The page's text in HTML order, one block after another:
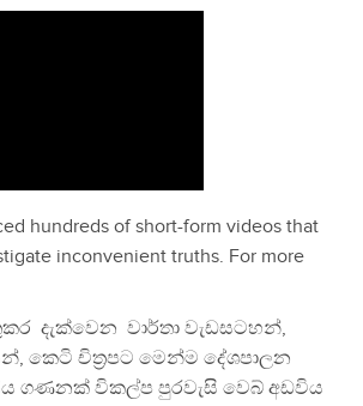
hundreds of short-form videos that
inconvenient truths. For more
දැක්වෙන වාර්තා වැඩසටහන්,
කෙටි චිත්‍රපට මෙන්ම දේශපාලන
සිය ගණනක් විකල්ප පුරවැසි වෙබ් අඩවිය